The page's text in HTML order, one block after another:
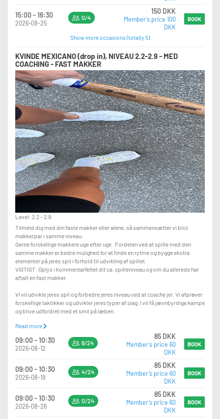
15:00 - 16:30
2026-08-25
0/4
150 DKK
Member’s price 100
DKK
BOOK
Show more occasions (totally 5)
KVINDE MEXICANO (drop in), NIVEAU 2.2-2.9 - MED
COACHING - FAST MAKKER
Level: 2.2 - 2.9
Tilmeld dig med din faste makker eller alene, så sammensætter vi blot
makkerpar i samme niveau.
Gerne forskellige makkere uge efter uge . Fordelen ved at spille med den
samme makker er bedre mulighed for at finde en rytme og bygge ekstra
elementer på jeres spil i forhold til udvikling af spillet.
VIGTIGT: Oplys i kommentarfeltet dit ca. spilleniveau og om du allerede har
aftalt en fast makker.
Vi vil udvikle jeres spil og forbedre jeres niveau ved at coache jer. Vi afprøver
forskellige taktikker og udvikler jeres typer af slag. I vil få jævnbyrdige kampe
og blive udfordret med et smil på læben.
Vi spiller oftest Team-Mexicano "queen of the hill", så vi får de mest
Samtidig vil fokus være på opbygning af et socialt spil-fællesskab med
HUSK, hvis du bliver forhindret, så meld dig meget gerne af holdet igen. Der er
ofte venteliste og vi vil gerne stå med fuldt hold, så vi kan optimere til alles
kvinder@pakhus77.dk
Vi har bolde til jer.
Read more
09:00 - 10:30
2026-08-12
6/24
85 DKK
Member’s price 60
DKK
BOOK
09:00 - 10:30
2026-08-19
4/24
85 DKK
Member’s price 60
DKK
BOOK
09:00 - 10:30
2026-08-26
0/24
85 DKK
Member’s price 60
DKK
BOOK